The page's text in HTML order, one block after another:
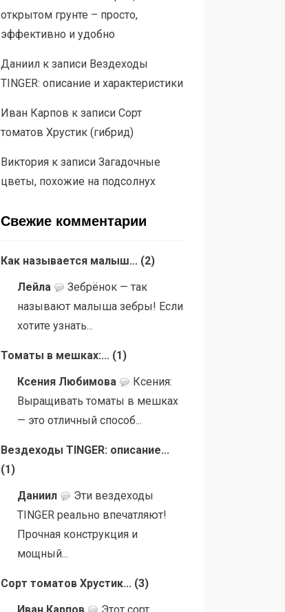
открытом грунте – просто,
эффективно и удобно
Даниилк записи Вездеходы
TINGER: описание и характеристики
Иван Карпов к записи Сорт
томатов Хрустик (гибрид)
Викторияк записи Загадочные
цветы, похожие на подсолнух
Свежие комментарии
Как называется малыш... (2)
Лейла
Зебрёнок — так
называют малыша зебры! Если
хотите узнать...
Томаты в мешках:... (1)
Ксения Любимова
Ксения:
Выращивать томаты в мешках
— это отличный способ...
Вездеходы TINGER: описание...
(1)
Даниил
Эти вездеходы
TINGER реально впечатляют!
Прочная конструкция и
мощный...
Сорт томатов Хрустик... (3)